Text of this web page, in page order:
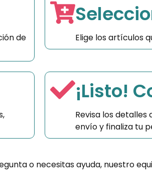
de
Elige los artículos
¡Listo!
Revisa los
envío y finaliza tu
o necesitas ayuda, nuestro